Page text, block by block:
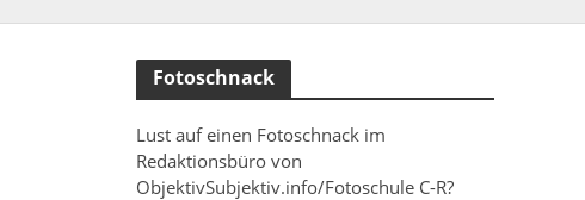
Fotoschnack
Lust auf einen Fotoschnack im
Redaktionsbüro von
ObjektivSubjektiv.info/Fotoschule C-R?